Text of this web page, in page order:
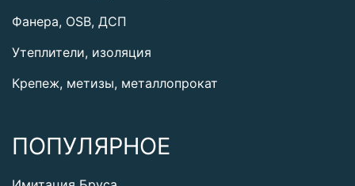
Фанера, OSB, ДСП
Утеплители, изоляция
Крепеж, метизы, металлопрокат
ПОПУЛЯРНОЕ